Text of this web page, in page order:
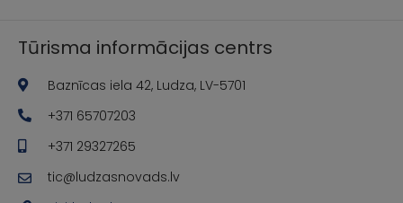
Tūrisma informācijas centrs
Baznīcas iela 42, Ludza, LV-5701
+371 65707203
+371 29327265
tic@ludzasnovads.lv